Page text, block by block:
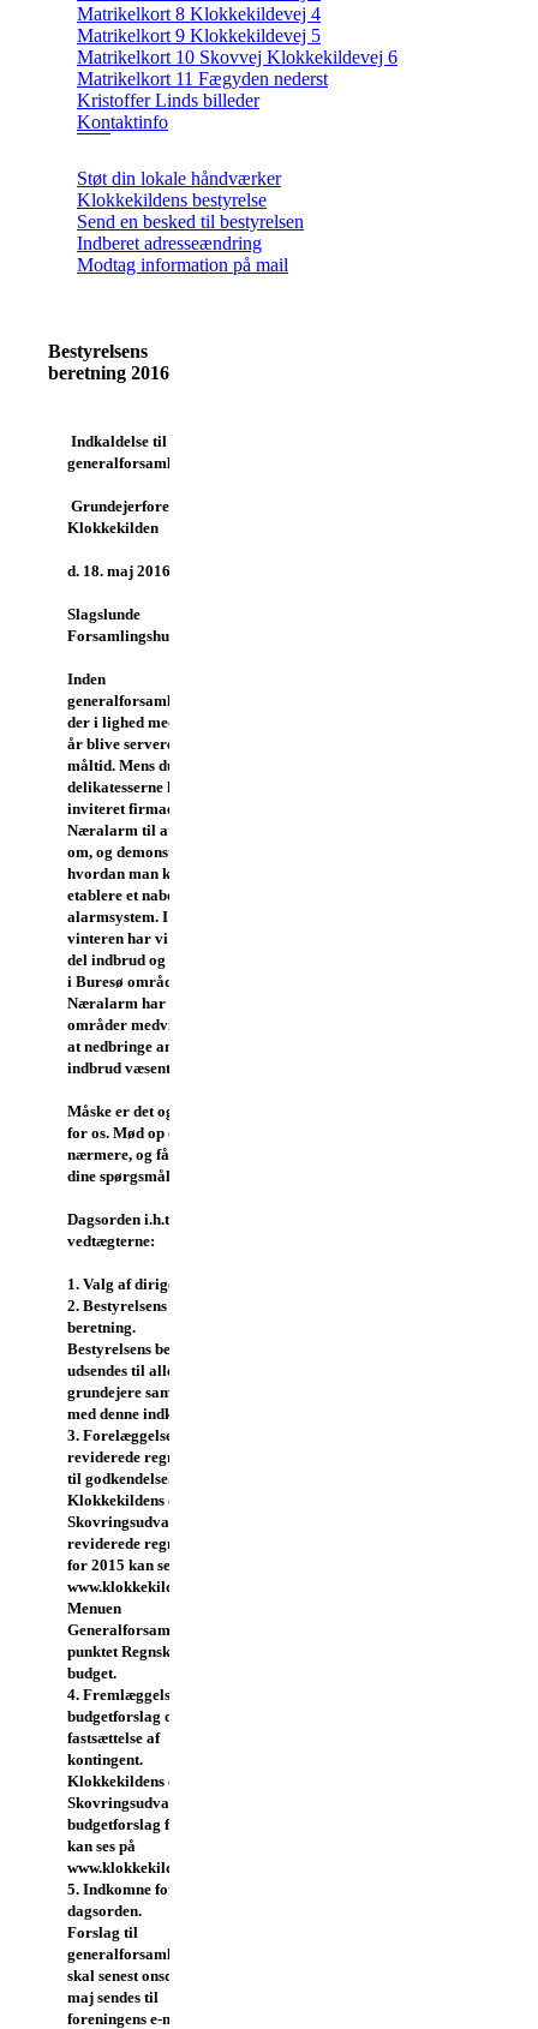
Matrikelkort 8 Klokkekildevej 4
Matrikelkort 9 Klokkekildevej 5
Matrikelkort 10 Skovvej Klokkekildevej 6
Matrikelkort 11 Fægyden nederst
Kristoffer Linds billeder
Kontaktinfo
Støt din lokale håndværker
Klokkekildens bestyrelse
Send en besked til bestyrelsen
Indberet adresseændring
Modtag information på mail
Bestyrelsens
beretning 2016
Indkaldelse til
generalforsamling i
Grundejerforeningen
Klokkekilden
d. 18. maj 2016 kl. 18.30
Slagslunde
Forsamlingshus
Inden
generalforsamlingen vil
der i lighed med sidste
år blive serveret et let
måltid. Mens du nyder
delikatesserne har vi
inviteret firmaet
Næralarm til at fortælle
om, og demonstrere,
hvordan man kan
etablere et nabobaseret
alarmsystem. I løbet af
vinteren har vi haft en
del indbrud og hærværk
i Buresø området.
Næralarm har i andre
områder medvirket til
at nedbringe antallet af
indbrud væsentligt.
Måske er det også noget
for os. Mød op og hør
nærmere, og få svar på
dine spørgsmål.
Dagsorden i.h.t.
vedtægterne:
1. Valg af dirigent.
2. Bestyrelsens
beretning.
Bestyrelsens beretning
udsendes til alle
grundejere sammen
med denne indkaldelse.
3. Forelæggelse af de
reviderede regnskaber
til godkendelse.
Klokkekildens og
Skovringsudvalgets
reviderede regnskaber
for 2015 kan ses på
www.klokkekilden.dk .
Menuen
Generalforsamling,
punktet Regnskab og
budget.
4. Fremlæggelse af
budgetforslag og
fastsættelse af
kontingent.
Klokkekildens og
Skovringsudvalgets
budgetforslag for 2015
kan ses på
www.klokkekilden.dk
5. Indkomne forslag til
dagsorden.
Forslag til
generalforsamlingen
skal senest onsdag d. 12.
maj sendes til
foreningens e-mail